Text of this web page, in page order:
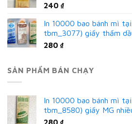
240 ₫
In 10000 bao bánh mì
tbm_3077) giấy thấm
280 ₫
SẢN PHẨM BÁN CHẠY
In 10000 bao bánh mì
tbm_8580) giấy MG
280 ₫